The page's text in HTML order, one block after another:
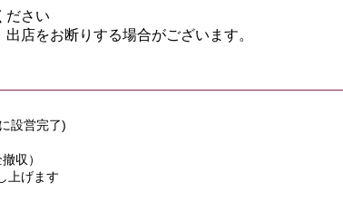
ださい
店をお断りする場合がございます。
設営完了)
収）
上げます